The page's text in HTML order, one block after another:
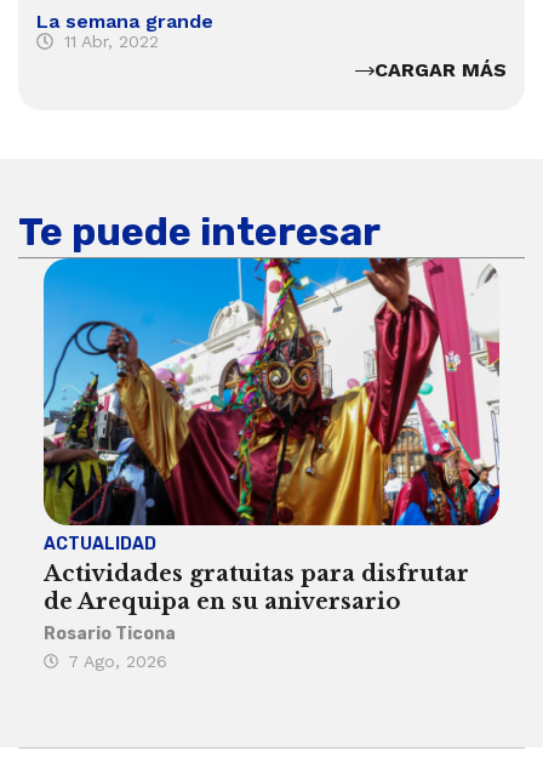
La semana grande
11 Abr, 2022
CARGAR MÁS
Te puede interesar
ACTUALIDAD
Actividades gratuitas para disfrutar
de Arequipa en su aniversario
Rosario Ticona
7 Ago, 2026